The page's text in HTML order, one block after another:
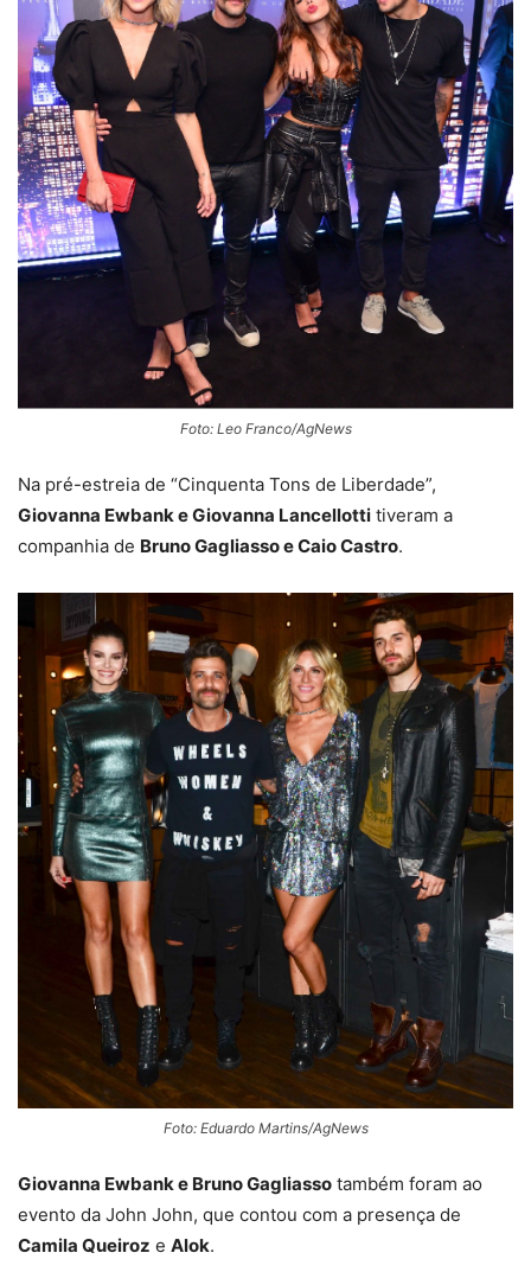
Foto: Leo Franco/AgNews
Na pré-estreia de “Cinquenta Tons de Liberdade”,
Giovanna Ewbank e Giovanna Lancellotti tiveram a
companhia de Bruno Gagliasso e Caio Castro.
Foto: Eduardo Martins/AgNews
Giovanna Ewbank e Bruno Gagliasso também foram ao
evento da John John, que contou com a presença de
Camila Queiroz e Alok.